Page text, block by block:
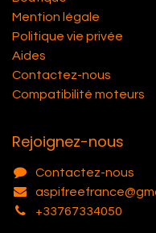
Mention légale
Politique vie privée
Aides
Contactez-nous
Compatibilité moteurs
Rejoignez-nous
Contactez-nous
+33767334050